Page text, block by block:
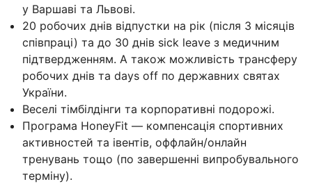
у Варшаві та Львові.
20 робочих днів відпустки на рік (після 3 місяців
співпраці) та до 30 днів sick leave з медичним
підтвердженням. А також можливість трансферу
робочих днів та days off по державних святах
України.
Веселі тімбілдінги та корпоративні подорожі.
Програма HoneyFit — компенсація спортивних
активностей та івентів, оффлайн/онлайн
тренувань тощо (по завершенні випробувального
терміну).